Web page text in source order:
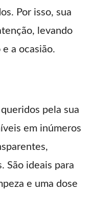
Por isso, sua
levando
a ocasião.
pela sua
em inúmeros
São ideais para
e uma dose